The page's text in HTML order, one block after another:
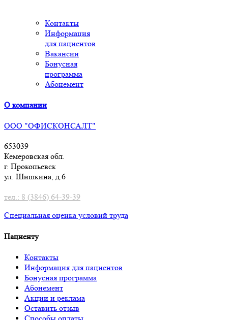
Контакты
Информация
для пациентов
Вакансии
Бонусная
программа
Абонемент
О компании
ООО "ОФИСКОНСАЛТ"
653039
Кемеровская обл.
г. Прокопьевск
ул. Шишкина, д.6
тел.: 8 (3846) 64-39-39
Специальная оценка условий труда
Пациенту
Контакты
Информация для пациентов
Бонусная программа
Абонемент
Акции и реклама
Оставить отзыв